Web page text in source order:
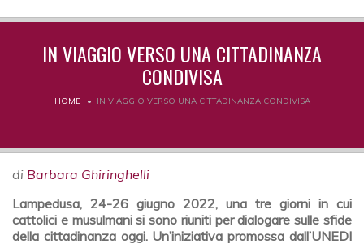
IN VIAGGIO VERSO UNA CITTADINANZA
CONDIVISA
HOME IN VIAGGIO VERSO UNA CITTADINANZA CONDIVISA
di Barbara Ghiringhelli
Lampedusa, 24-26 giugno 2022, una tre giorni in cui
cattolici e musulmani si sono riuniti per dialogare sulle sfide
della cittadinanza oggi. Un’iniziativa promossa dall’UNEDI